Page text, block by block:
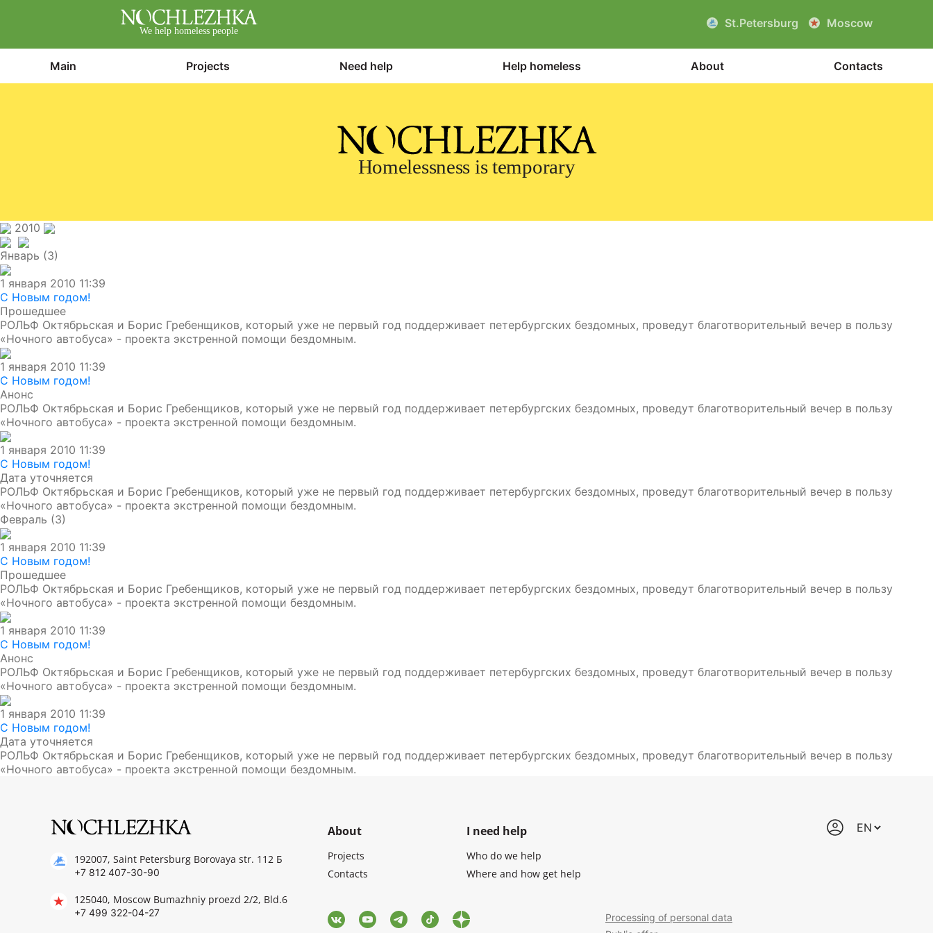
We help homeless people
St.Petersburg Moscow
Main Projects Need help Help homeless About Contacts
Homelessness is temporary
2010
Январь (3)
1 января 2010 11:39
С Новым годом!
Прошедшее
РОЛЬФ Октябрьская и Борис Гребенщиков, который уже не первый год поддерживает петербургских бездомных, проведут благотворительный вечер в пользу
«Ночного автобуса» - проекта экстренной помощи бездомным.
1 января 2010 11:39
С Новым годом!
Анонс
РОЛЬФ Октябрьская и Борис Гребенщиков, который уже не первый год поддерживает петербургских бездомных, проведут благотворительный вечер в пользу
«Ночного автобуса» - проекта экстренной помощи бездомным.
1 января 2010 11:39
С Новым годом!
Дата уточняется
РОЛЬФ Октябрьская и Борис Гребенщиков, который уже не первый год поддерживает петербургских бездомных, проведут благотворительный вечер в пользу
«Ночного автобуса» - проекта экстренной помощи бездомным.
Февраль (3)
1 января 2010 11:39
С Новым годом!
Прошедшее
РОЛЬФ Октябрьская и Борис Гребенщиков, который уже не первый год поддерживает петербургских бездомных, проведут благотворительный вечер в пользу
«Ночного автобуса» - проекта экстренной помощи бездомным.
1 января 2010 11:39
С Новым годом!
Анонс
РОЛЬФ Октябрьская и Борис Гребенщиков, который уже не первый год поддерживает петербургских бездомных, проведут благотворительный вечер в пользу
«Ночного автобуса» - проекта экстренной помощи бездомным.
1 января 2010 11:39
С Новым годом!
Дата уточняется
РОЛЬФ Октябрьская и Борис Гребенщиков, который уже не первый год поддерживает петербургских бездомных, проведут благотворительный вечер в пользу
«Ночного автобуса» - проекта экстренной помощи бездомным.
192007, Saint Petersburg Borovaya str. 112 Б
+7 812 407-30-90
125040, Moscow Bumazhniy proezd 2/2, Bld.6
+7 499 322-04-27
About
Projects
Contacts
I need help
Who do we help
Where and how get help
Processing of personal data